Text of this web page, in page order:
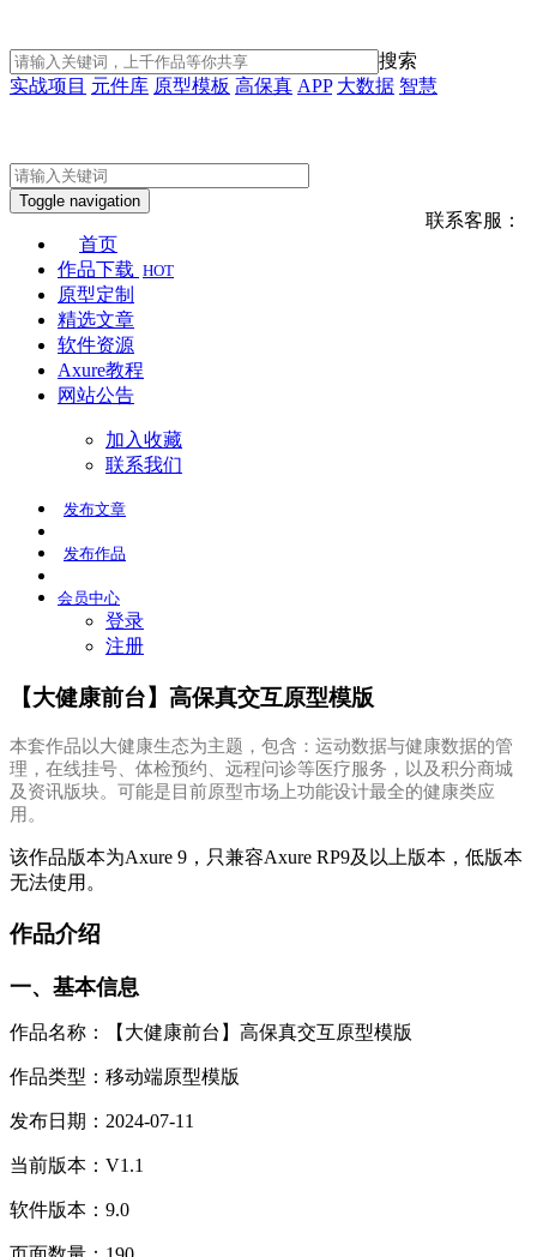
搜索
实战项目 元件库 原型模板 高保真 APP 大数据 智慧
联系客服：
Toggle navigation
首页
作品下载 HOT
原型定制
精选文章
软件资源
Axure教程
网站公告
加入收藏
联系我们
发布文章
发布作品
会员中心
登录
注册
【大健康前台】高保真交互原型模版
本套作品以大健康生态为主题，包含：运动数据与健康数据的管
理，在线挂号、体检预约、远程问诊等医疗服务，以及积分商城
及资讯版块。可能是目前原型市场上功能设计最全的健康类应
用。
该作品版本为Axure 9，只兼容Axure RP9及以上版本，低版本
无法使用。
作品介绍
一、基本信息
作品名称：【大健康前台】高保真交互原型模版
作品类型：移动端原型模版
发布日期：2024-07-11
当前版本：V1.1
软件版本：9.0